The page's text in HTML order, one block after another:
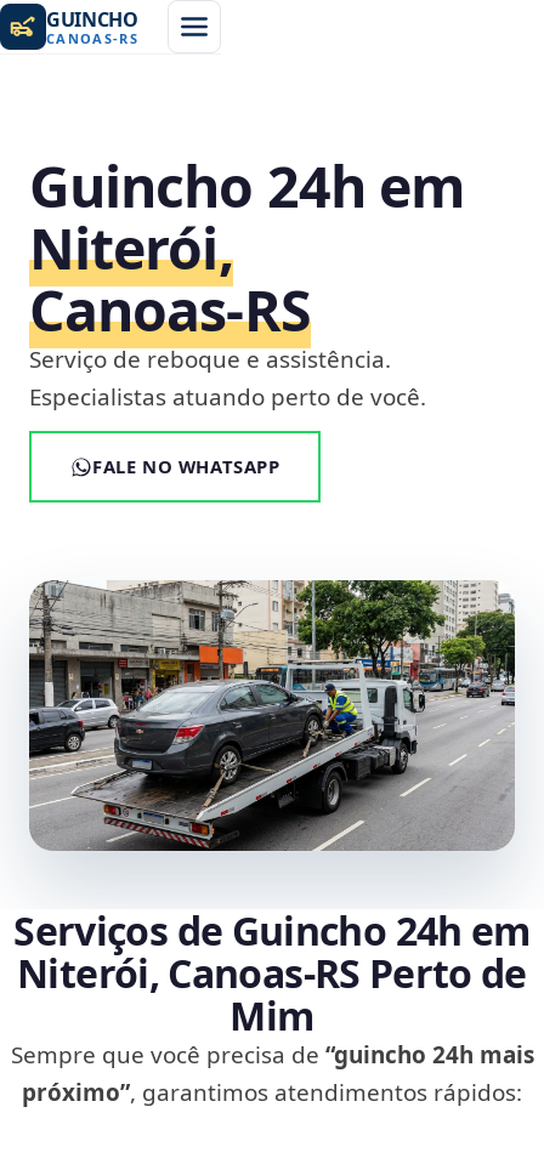
GUINCHO
CANOAS-RS
Guincho 24h em
Niterói,
Canoas‑RS
Serviço de reboque e assistência.
Especialistas atuando perto de você.
FALE NO WHATSAPP
Serviços de Guincho 24h em
Niterói, Canoas‑RS Perto de
Mim
Sempre que você precisa de “guincho 24h mais
próximo”, garantimos atendimentos rápidos: